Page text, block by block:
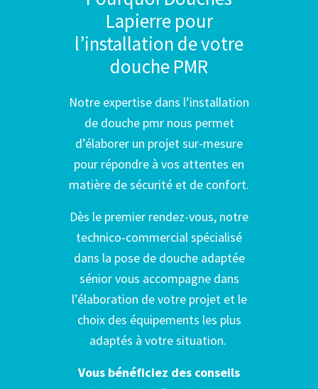
Lapierre pour
l’installation de votre
douche PMR
Notre expertise dans l’installation
de douche pmr nous permet
d’élaborer un projet sur-mesure
pour répondre à vos attentes en
matière de sécurité et de confort.
Dès le premier rendez-vous, notre
technico-commercial spécialisé
dans la pose de douche adaptée
sénior vous accompagne dans
l’élaboration de votre projet et le
choix des équipements les plus
adaptés à votre situation.
Vous bénéficiez des conseils